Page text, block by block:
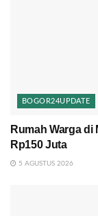
BOGOR24UPDATE
Rumah Warga di
Rp150 Juta
5 AGUSTUS 2026